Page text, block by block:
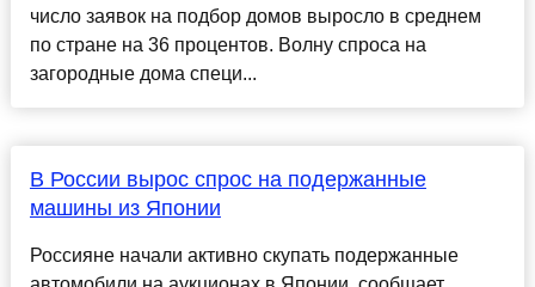
число заявок на подбор домов выросло в среднем
по стране на 36 процентов. Волну спроса на
загородные дома специ...
В России вырос спрос на подержанные
машины из Японии
Россияне начали активно скупать подержанные